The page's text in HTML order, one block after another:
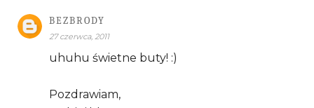
BEZBRODY
27 czerwca, 2011
uhuhu świetne buty! :)
Pozdrawiam,